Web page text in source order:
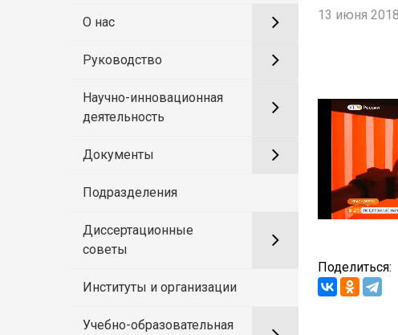
О нас
Руководство
Научно-инновационная
деятельность
Документы
Подразделения
Диссертационные
советы
Институты и организации
Учебно-образовательная
13 июня 2018
Поделиться: